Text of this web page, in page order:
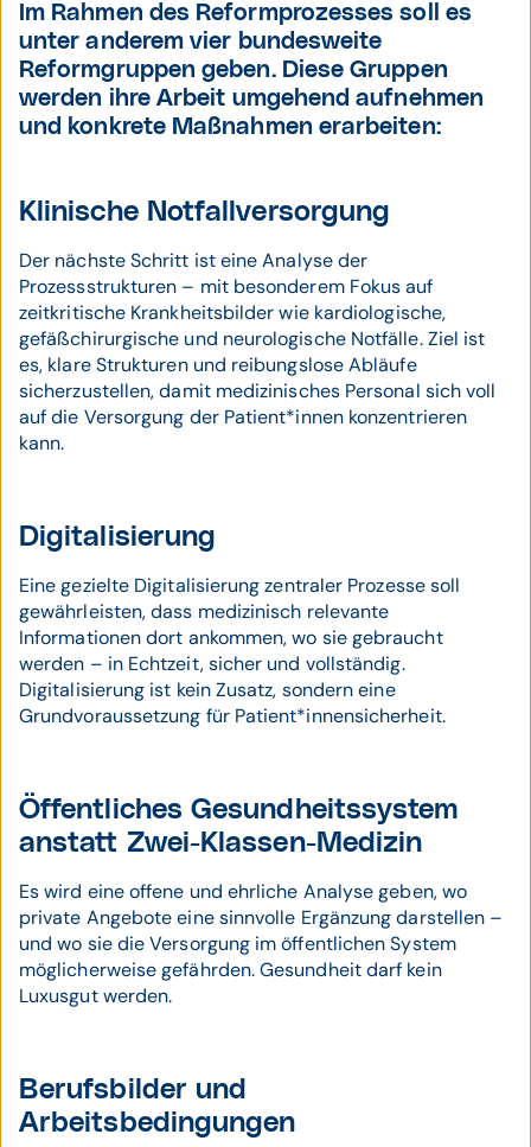
Im Rahmen des Reformprozesses soll es
unter anderem vier bundesweite
Reformgruppen geben. Diese Gruppen
werden ihre Arbeit umgehend aufnehmen
und konkrete Maßnahmen erarbeiten:
Klinische Notfallversorgung
Der nächste Schritt ist eine Analyse der
Prozessstrukturen – mit besonderem Fokus auf
zeitkritische Krankheitsbilder wie kardiologische,
gefäßchirurgische und neurologische Notfälle. Ziel ist
es, klare Strukturen und reibungslose Abläufe
sicherzustellen, damit medizinisches Personal sich voll
auf die Versorgung der Patient*innen konzentrieren
kann.
Digitalisierung
Eine gezielte Digitalisierung zentraler Prozesse soll
gewährleisten, dass medizinisch relevante
Informationen dort ankommen, wo sie gebraucht
werden – in Echtzeit, sicher und vollständig.
Digitalisierung ist kein Zusatz, sondern eine
Grundvoraussetzung für Patient*innensicherheit.
Öffentliches Gesundheitssystem
anstatt Zwei-Klassen-Medizin
Es wird eine offene und ehrliche Analyse geben, wo
private Angebote eine sinnvolle Ergänzung darstellen –
und wo sie die Versorgung im öffentlichen System
möglicherweise gefährden. Gesundheit darf kein
Luxusgut werden.
Berufsbilder und
Arbeitsbedingungen